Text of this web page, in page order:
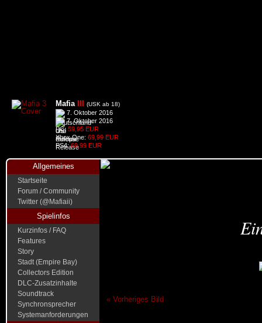
Mafia (USK ab 18)
7. Oktober 2016
7. Oktober 2016
PC: 59,95 EUR
Xbox One: 69,99 EUR
PS4:69,99 EUR
Allgemeines
Startseite
Forum / Community
Twitter (@Mafiaii)
Spielinfos
Kurzinfos / FAQ
Features
Story
Stadt (Empire Bay)
Collectors Edition
DLC-Zusatzinhalte
Soundtrack
Synchronsprecher
Systemanforderungen
« Vorheriges Bild